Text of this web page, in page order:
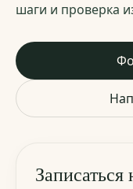
шаги и проверка